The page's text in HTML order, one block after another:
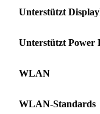
Unterstützt
Unterstützt Power
WLAN
WLAN-Standards